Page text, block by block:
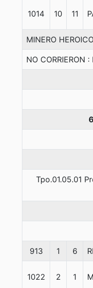
1014 10 11
MINERO
NO CORRIERON
Tpo.01.05.01
913 1 6
1022 2 1